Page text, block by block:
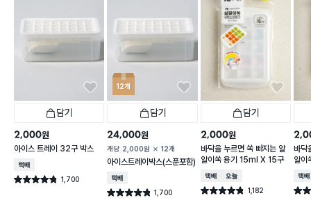
담기
2,000원
아이스 트레이 32구 박스
택배배송
별점 4.8점 1,700
건 작성
12개
담기
24,000원
개당 2,000원 12개
아이스트레이박스(스푼포함)
택배배송
별점 4.8점 1,700
건 작성
담기
2,000원
바닥을 누르면 쏙 빠지는 알
알이쏙 용기 15ml X 15구
택배배송오늘배송
별점 4.8점 1,182
건 작성
바닥
알
택배
별점